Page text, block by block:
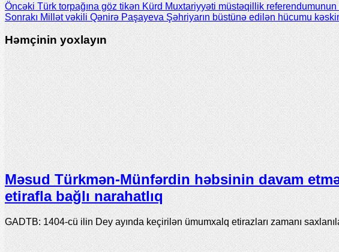
Öncəki Türk torpağına göz tikən Kürd Muxtariyyəti müstəqillik
Sonrakı Millət vəkili Qənirə Paşayeva Şəhriyarın büstünə edilən hücumu
Həmçinin yoxlayın
Məsud Türkmən-Münfərdin həbsinin davam
etirafla bağlı narahatlıq
GADTB: 1404-cü ilin Dey ayında keçirilən ümumxalq etirazları zamanı